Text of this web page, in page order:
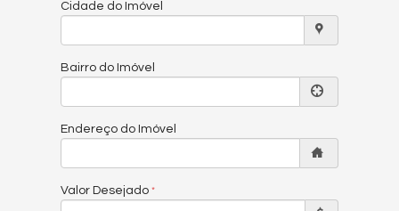
Cidade do Imóvel
Bairro do Imóvel
Endereço do Imóvel
Valor Desejado